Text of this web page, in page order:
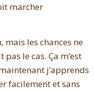
marcher
mais les chances ne
le cas. Ça m’est
j’apprends
facilement et sans